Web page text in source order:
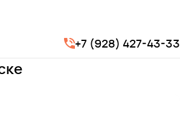
+7 (928) 427-43-33
Higer
с водителем в